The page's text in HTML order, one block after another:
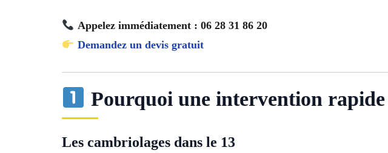
Appelez immédiatement : 06 28 31 86 20
Demandez un devis gratuit
Pourquoi une intervention rapide
Les cambriolages dans le 13